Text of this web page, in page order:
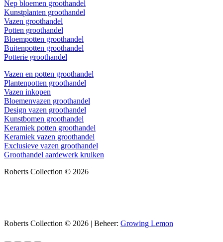
Nep bloemen groothandel
Kunstplanten groothandel
Vazen groothandel
Potten groothandel
Bloempotten groothandel
Buitenpotten groothandel
Potterie groothandel
Vazen en potten groothandel
Plantenpotten groothandel
Vazen inkopen
Bloemenvazen groothandel
Design vazen groothandel
Kunstbomen groothandel
Keramiek potten groothandel
Keramiek vazen groothandel
Exclusieve vazen groothandel
Groothandel aardewerk kruiken
Roberts Collection © 2026
Roberts Collection © 2026 | Beheer: Growing Lemon